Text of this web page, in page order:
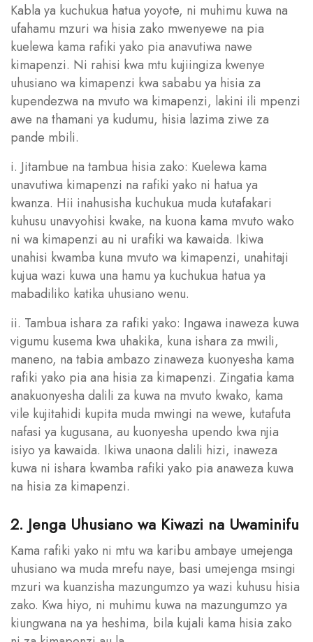
Kabla ya kuchukua hatua yoyote, ni muhimu kuwa na
ufahamu mzuri wa hisia zako mwenyewe na pia
kuelewa kama rafiki yako pia anavutiwa nawe
kimapenzi. Ni rahisi kwa mtu kujiingiza kwenye
uhusiano wa kimapenzi kwa sababu ya hisia za
kupendezwa na mvuto wa kimapenzi, lakini ili mpenzi
awe na thamani ya kudumu, hisia lazima ziwe za
pande mbili.
i. Jitambue na tambua hisia zako: Kuelewa kama
unavutiwa kimapenzi na rafiki yako ni hatua ya
kwanza. Hii inahusisha kuchukua muda kutafakari
kuhusu unavyohisi kwake, na kuona kama mvuto wako
ni wa kimapenzi au ni urafiki wa kawaida. Ikiwa
unahisi kwamba kuna mvuto wa kimapenzi, unahitaji
kujua wazi kuwa una hamu ya kuchukua hatua ya
mabadiliko katika uhusiano wenu.
ii. Tambua ishara za rafiki yako: Ingawa inaweza kuwa
vigumu kusema kwa uhakika, kuna ishara za mwili,
maneno, na tabia ambazo zinaweza kuonyesha kama
rafiki yako pia ana hisia za kimapenzi. Zingatia kama
anakuonyesha dalili za kuwa na mvuto kwako, kama
vile kujitahidi kupita muda mwingi na wewe, kutafuta
nafasi ya kugusana, au kuonyesha upendo kwa njia
isiyo ya kawaida. Ikiwa unaona dalili hizi, inaweza
kuwa ni ishara kwamba rafiki yako pia anaweza kuwa
na hisia za kimapenzi.
2. Jenga Uhusiano wa Kiwazi na Uwaminifu
Kama rafiki yako ni mtu wa karibu ambaye umejenga
uhusiano wa muda mrefu naye, basi umejenga msingi
mzuri wa kuanzisha mazungumzo ya wazi kuhusu hisia
zako. Kwa hiyo, ni muhimu kuwa na mazungumzo ya
kiungwana na ya heshima, bila kujali kama hisia zako